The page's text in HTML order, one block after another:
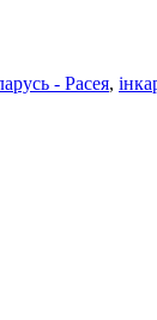
- Расея,